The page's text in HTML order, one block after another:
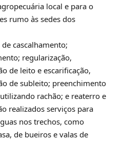
local e para o
rumo às sedes dos
cascalhamento;
regularização,
de leito e escarificação,
de subleito; preenchimento
rachão; e reaterro e
realizados serviços para
nos trechos, como
de bueiros e valas de